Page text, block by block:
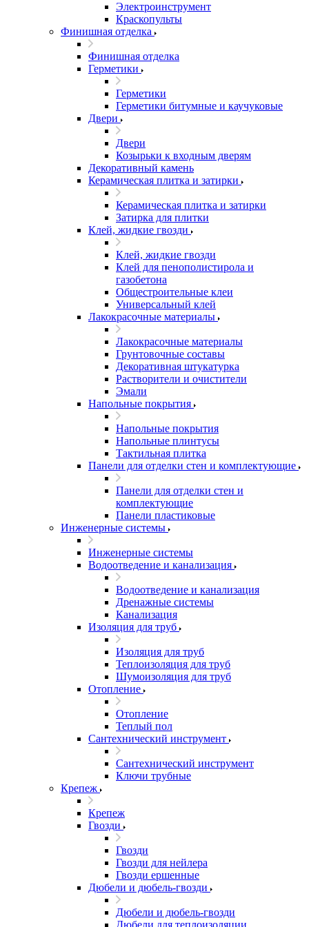
Электроинструмент
Краскопульты
Финишная отделка
Финишная отделка
Герметики
Герметики
Герметики битумные и каучуковые
Двери
Двери
Козырьки к входным дверям
Декоративный камень
Керамическая плитка и затирки
Керамическая плитка и затирки
Затирка для плитки
Клей, жидкие гвозди
Клей, жидкие гвозди
Клей для пенополистирола и
газобетона
Общестроительные клеи
Универсальный клей
Лакокрасочные материалы
Лакокрасочные материалы
Грунтовочные составы
Декоративная штукатурка
Растворители и очистители
Эмали
Напольные покрытия
Напольные покрытия
Напольные плинтусы
Тактильная плитка
Панели для отделки стен и комплектующие
Панели для отделки стен и
комплектующие
Панели пластиковые
Инженерные системы
Инженерные системы
Водоотведение и канализация
Водоотведение и канализация
Дренажные системы
Канализация
Изоляция для труб
Изоляция для труб
Теплоизоляция для труб
Шумоизоляция для труб
Отопление
Отопление
Теплый пол
Сантехнический инструмент
Сантехнический инструмент
Ключи трубные
Крепеж
Крепеж
Гвозди
Гвозди
Гвозди для нейлера
Гвозди ершенные
Дюбели и дюбель-гвозди
Дюбели и дюбель-гвозди
Дюбели для теплоизоляции